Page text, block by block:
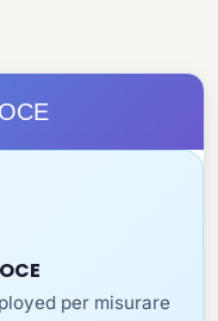
per misurare